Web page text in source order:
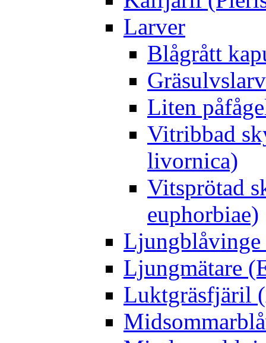
Larver
Blågrått
Liten
Vitribbad
livornica)
Vitsprötad
euphorbiae)
Ljungblåvinge
Ljungmätare
Luktgräsfjäril